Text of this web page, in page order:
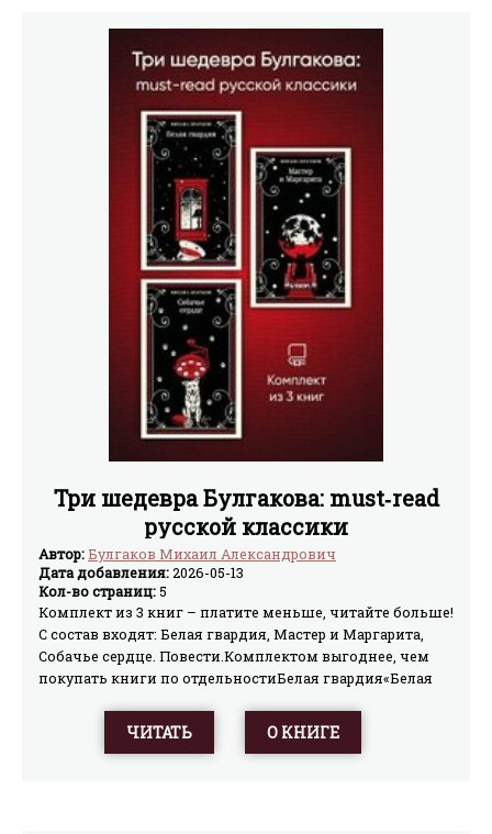
формате PDF A4 сохранен издательский макет книги.
Три шедевра Булгакова: must‑read
русской классики
Автор:Булгаков Михаил Александрович
Дата добавления:2026-05-13
Кол-во страниц: 5
Комплект из 3 книг – платите меньше, читайте больше!
С состав входят: Белая гвардия, Мастер и Маргарита,
Собачье сердце. Повести.Комплектом выгоднее, чем
покупать книги по отдельностиБелая гвардия«Белая
Булгакова, в которой автор частично изобразил
историю собственной семьи, роман о социальной
ЧИТАТЬ О КНИГЕ